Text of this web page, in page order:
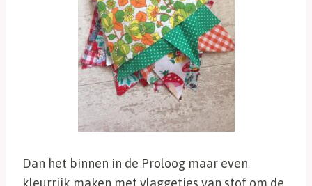
Dan het binnen in de Proloog maar even
kleurrijk maken met vlaggetjes van stof om de